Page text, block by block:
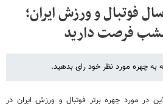
فوتبال و ورزش ایران؛
در مورد چهره برتر فوتبال و ورزش ایران در